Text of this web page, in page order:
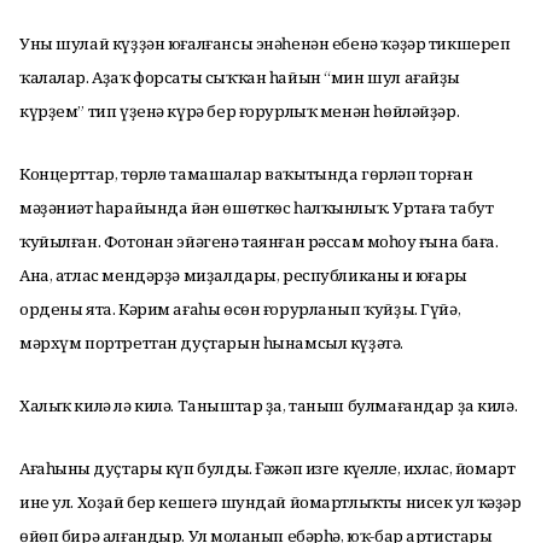
Уны шулай күҙҙән юғалғансы энәһенән ебенә ҡәҙәр тикшереп
ҡалалар. Аҙаҡ форсаты сыҡҡан һайын “мин шул ағайҙы
күрҙем” тип үҙенә күрә бер ғорурлыҡ менән һөйләйҙәр.
Концерттар, төрлө тамашалар ваҡытында гөрләп торған
мәҙәниәт һарайында йән өшөткөс һалҡынлыҡ. Уртаға табут
ҡуйылған. Фотонан эйәгенә таянған рәссам моңһоу ғына баға.
Ана, атлас мендәрҙә миҙалдары, республиканың иң юғары
ордены ята. Кәрим ағаһы өсөн ғорурланып ҡуйҙы. Гүйә,
мәрхүм портреттан дуҫтарын һынамсыл күҙәтә.
Халыҡ килә лә килә. Таныштар ҙа, таныш булмағандар ҙа килә.
Ағаһының дуҫтары күп булды. Ғәжәп изге күңелле, ихлас, йомарт
ине ул. Хоҙай бер кешегә шундай йомартлыҡты нисек ул ҡәҙәр
өйөп бирә алғандыр. Ул моңланып ебәрһә, юҡ-бар артистарың